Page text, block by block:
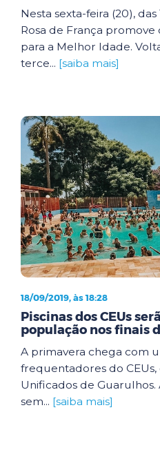
Nesta sexta-feira (20), das
Rosa de França promove
para a Melhor Idade.
terce... [saiba mais]
18/09/2019, às 18:28
Piscinas dos CEUs
população nos finais
A primavera chega com
frequentadores do CEUs,
Unificados de
sem... [saiba mais]